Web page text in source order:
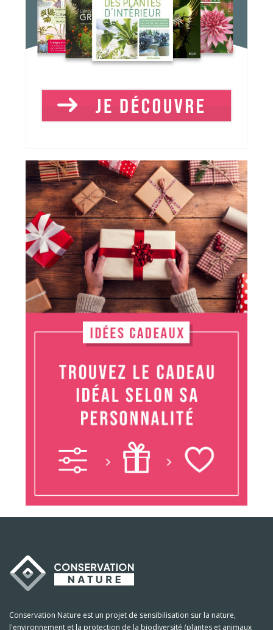
Conservation Nature est un projet de sensibilisation sur la nature,
l'environnement et la protection de la biodiversité (plantes et animaux